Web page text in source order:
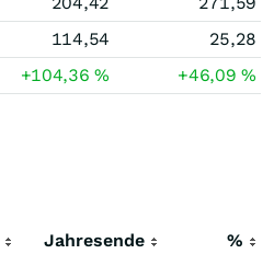
114,54
25,28
+104,36% +46,09%
Jahresende
%